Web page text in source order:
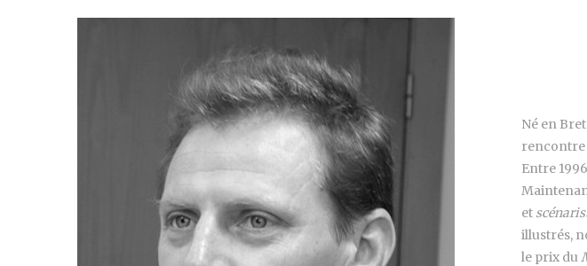
Né en
rencontre
Entre
et
illustrés,
le prix du